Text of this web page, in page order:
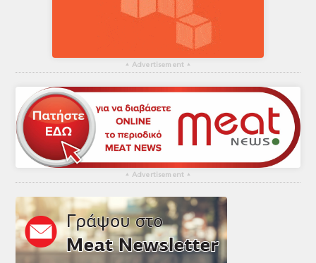
▴ Advertisement ▴
▴ Advertisement ▴